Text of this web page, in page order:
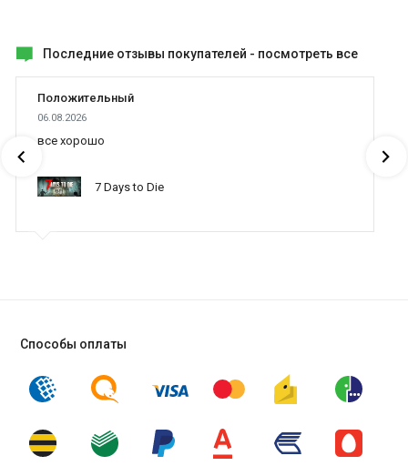
Последние отзывы покупателей - посмотреть все
Положительный
06.08.2026
все хорошо
7 Days to Die
Способы оплаты